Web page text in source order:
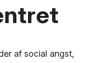
af social angst,